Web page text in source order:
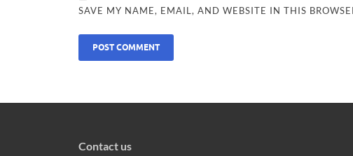
SAVE MY NAME, EMAIL, AND WEBSITE IN THIS
Contact us